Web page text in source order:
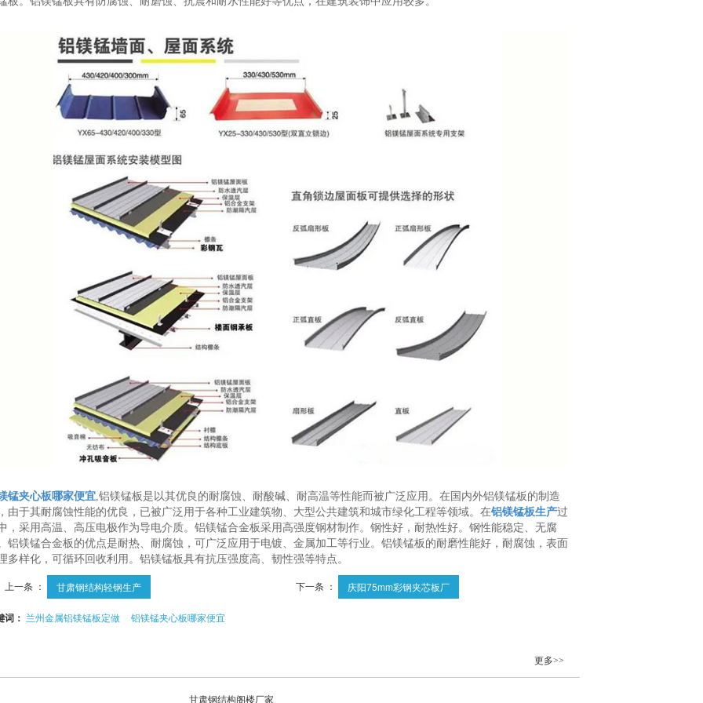
锰夹心板哪家便宜,铝镁锰板是以其优良的耐腐蚀、耐酸碱、耐高温等性能而被广泛应用。在国内外铝镁锰板的制造
由于其耐腐蚀性能的优良，已被广泛用于各种工业建筑物、大型公共建筑和城市绿化工程等领域。在铝镁锰板生产过
，采用高温、高压电极作为导电介质。铝镁锰合金板采用高强度钢材制作。钢性好，耐热性好。钢性能稳定、无腐
铝镁锰合金板的优点是耐热、耐腐蚀，可广泛应用于电镀、金属加工等行业。铝镁锰板的耐磨性能好，耐腐蚀，表面
多样化，可循环回收利用。铝镁锰板具有抗压强度高、韧性强等特点。
上一条 ： 甘肃钢结构轻钢生产 下一条 ： 庆阳75mm彩钢夹芯板厂
词： 兰州金属铝镁锰板定做 铝镁锰夹心板哪家便宜
更多>>
甘肃钢结构阁楼厂家